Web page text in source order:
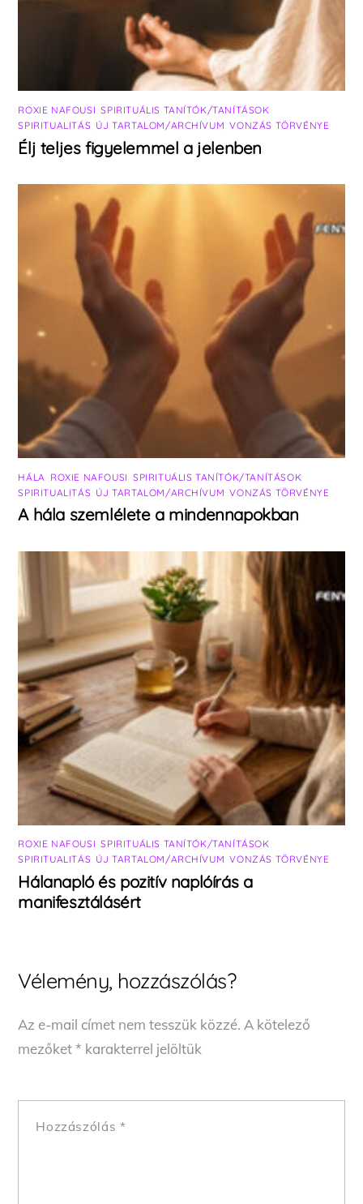
ROXIE NAFOUSI ,SPIRITUÁLIS TANÍTÓK/TANÍTÁSOK
SPIRITUALITÁS ÚJ TARTALOM/ARCHÍVUM ,VONZÁS TÖRVÉNYE
Élj teljes figyelemmel a jelenben
HÁLA ROXIE NAFOUSI SPIRITUÁLIS TANÍTÓK/TANÍTÁSOK
SPIRITUALITÁS ÚJ TARTALOM/ARCHÍVUM ,VONZÁS TÖRVÉNYE
A hála szemlélete a mindennapokban
ROXIE NAFOUSI ,SPIRITUÁLIS TANÍTÓK/TANÍTÁSOK
SPIRITUALITÁS ÚJ TARTALOM/ARCHÍVUM ,VONZÁS TÖRVÉNYE
Hálanapló és pozitív naplóírás a
manifesztálásért
Vélemény, hozzászólás?
Az e-mail címet nem tesszük közzé. A kötelező
mezőket* karakterrel jelöltük
Hozzászólás *